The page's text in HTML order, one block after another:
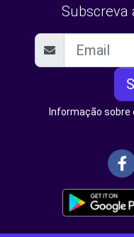
Subscreva
Informação